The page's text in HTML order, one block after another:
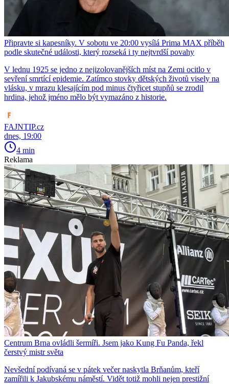
Připravte si kapesníky. V sobotu ve 20:00 vysílá Prima MAX příběh
podle skutečné události, který rozseká i ty nejtvrdší povahy
V lednu 1925 se jedno z nejizolovanějších míst na Zemi ocitlo v
sevření smrtící epidemie. Zatímco stovky dětských životů visely na
vlásku, v mrazu klesajícím pod minus čtyřicet stupňů se zrodil
hrdina, jehož jméno mělo být vymazáno z historie.
FAJNTIP.cz
dnes, 19:00
4 min
Reklama
Centrum Brna ovládli šermíři. Jsem jako Kung Fu Panda, řekl
čerstvý mistr světa
Nevšední podívaná se v pátek večer naskytla Brňanům, kteří
zamířili k Jakubskému náměstí. Vidět totiž mohli nejen prestižní